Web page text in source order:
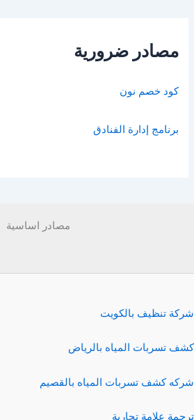
مصادر ضرورية
كود خصم نون
برنامج إدارة الفنادق
مصادر اساسية
شركة تنظيف بالكويت
كشف تسربات المياه بالرياض
شركه كشف تسربات المياه بالقصيم
ترجمة علامة تجارية